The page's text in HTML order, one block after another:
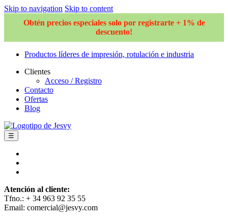
Skip to navigation Skip to content
Obtén precios especiales solo por registrarte + 1% de
descuento!
Productos líderes de impresión, rotulación e industria
Clientes
Acceso / Registro
Contacto
Ofertas
Blog
☰
Atención al cliente:
Tfno.: + 34 963 92 35 55
Email: comercial@jesvy.com